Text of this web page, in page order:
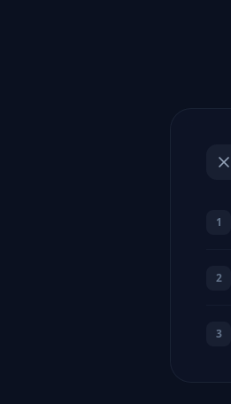
1
2
3